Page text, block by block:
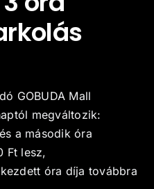
GOBUDA Mall
megváltozik:
a második óra
Ft lesz,
óra díja továbbra